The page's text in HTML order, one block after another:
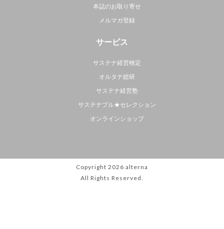
本誌のお取り寄せ
メルマガ登録
サービス
サステナ経営検定
オルタナ総研
サステナ経営塾
サステナブル★セレクション
オンラインショップ
Copyright 2026 alterna
All Rights Reserved.